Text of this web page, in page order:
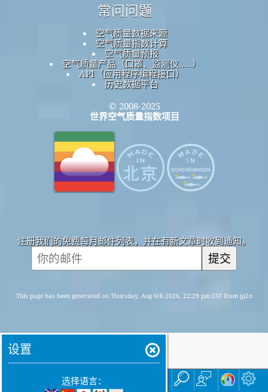
这里
常问问题
空气质量数据来源
空气质量指数计算
空气质量预报
空气质量产品（口罩、监测仪……）
API（应用程序编程接口）
历史数据平台
© 2008-2025
世界空气质量指数项目
注册我们的免费每月邮件列表，并在有新文章时收到通知。
提交
This page has been generated on Thursday, Aug 6th 2026, 22:29 pm CST from jp2n
设置
选择语言：